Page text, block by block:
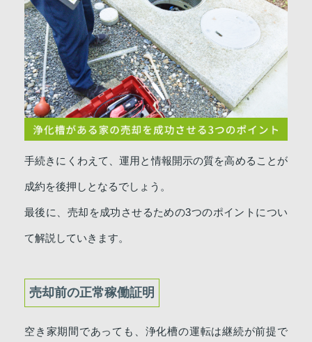
手続きにくわえて、運用と情報開示の質を高めることが
成約を後押しとなるでしょう。
最後に、売却を成功させるための3つのポイントについ
て解説していきます。
売却前の正常稼働証明
空き家期間であっても、浄化槽の運転は継続が前提で